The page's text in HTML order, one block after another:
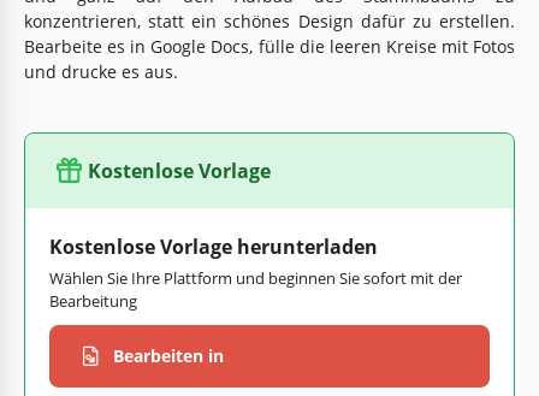
konzentrieren, statt ein schönes Design dafür zu erstellen.
Bearbeite es in Google Docs, fülle die leeren Kreise mit Fotos
und drucke es aus.
Kostenlose Vorlage
Kostenlose Vorlage herunterladen
Wählen Sie Ihre Plattform und beginnen Sie sofort mit der
Bearbeitung
Bearbeiten in